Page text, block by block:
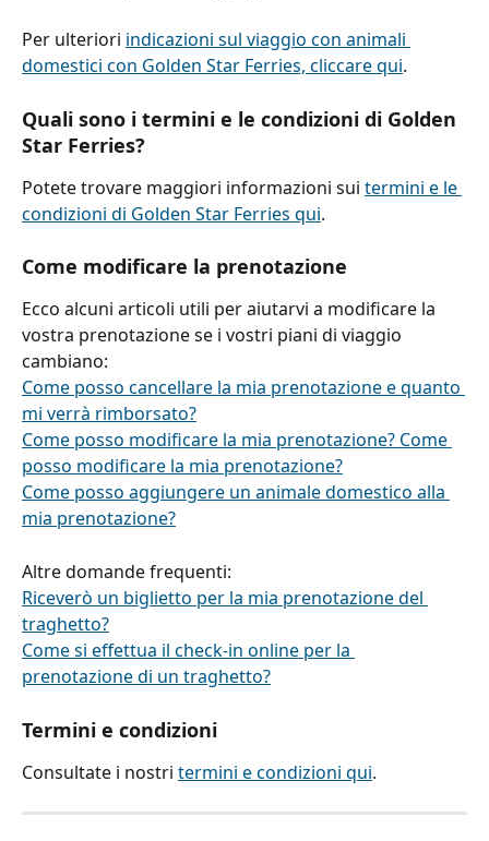
Per ulteriori indicazioni sul viaggio con animali
domestici con Golden Star Ferries, cliccare qui.
Quali sono i termini e le condizioni di Golden
Star Ferries?
Potete trovare maggiori informazioni sui termini e le
condizioni di Golden Star Ferries qui.
Come modificare la prenotazione
Ecco alcuni articoli utili per aiutarvi a modificare la
vostra prenotazione se i vostri piani di viaggio
cambiano:
Come posso cancellare la mia prenotazione e quanto
mi verrà rimborsato?
Come posso modificare la mia prenotazione? Come
posso modificare la mia prenotazione?
Come posso aggiungere un animale domestico alla
mia prenotazione?
Altre domande frequenti:
Riceverò un biglietto per la mia prenotazione del
traghetto?
Come si effettua il check-in online per la
prenotazione di un traghetto?
Termini e condizioni
Consultate i nostri termini e condizioni qui.